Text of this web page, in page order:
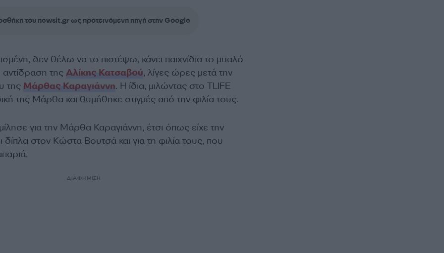
του newsit.gr ως προτεινόμενη πηγή στην Google
δεν θέλω να το πιστέψω, κάνει παιχνίδια το μυαλό
της Αλίκης Κατσαβού, λίγες ώρες μετά την
της Μάρθας Καραγιάννη. Η ίδια, μιλώντας στο TLIFE
της Μάρθα και θυμήθηκε στιγμές από την φιλία τους.
για την Μάρθα Καραγιάννη, έτσι όπως είχε την
δίπλα στον Κώστα Βουτσά και για τη φιλία τους, που
ΔΙΑΦΗΜΙΣΗ